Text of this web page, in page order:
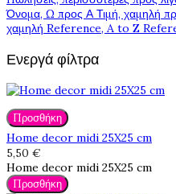
Όνομα, Ω προς ΑΤιμή, χαμηλή
χαμηλή Reference, A to Z
Ενεργά φίλτρα
Προσθήκη
Home decor midi 25X25 cm
5,50 €
Home decor midi 25X25 cm
Προσθήκη